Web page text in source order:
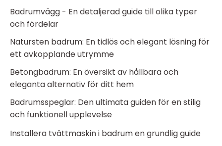
Badrumvägg - En detaljerad guide till olika typer
och fördelar
Natursten badrum: En tidlös och elegant lösning för
ett avkopplande utrymme
Betongbadrum: En översikt av hållbara och
eleganta alternativ för ditt hem
Badrumsspeglar: Den ultimata guiden för en stilig
och funktionell upplevelse
Installera tvättmaskin i badrum en grundlig guide